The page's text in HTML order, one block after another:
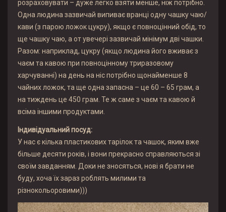
розраховувати – дуже легко взяти менше, ніж потрібно.
Одна людина зазвичай випиває вранці одну чашку чаю/
кави (з парою ложок цукру), якщо є повноцінний обід, то
ще чашку чаю, а от увечері зазвичай мінімум дві чашки.
Разом: наприклад, цукру (якщо людина його вживає з
чаєм та кавою при повноцінному триразовому
харчуванні) на день на ніс потрібно щонайменше 8
чайних ложок, та ще одна запасна – це 60 – 65 грам, а
на тиждень це 450 грам. Те ж саме з чаєм та кавою й
всіма іншими продуктами.
Індивідуальний посуд:
У нас є кілька пластикових тарілок та чашок, яким вже
більше десяти років, і вони прекрасно справляються зі
своїм завданням. Доки не зносяться, нові я брати не
буду, хоча їх зараз роблять милими та
різнокольоровими)))